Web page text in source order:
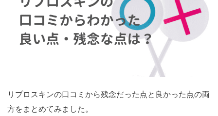
リプロスキンの口コミから残念だった点と良かった点の両
方をまとめてみました。